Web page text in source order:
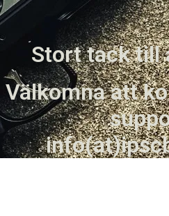
Stort tack till
Välkomna att